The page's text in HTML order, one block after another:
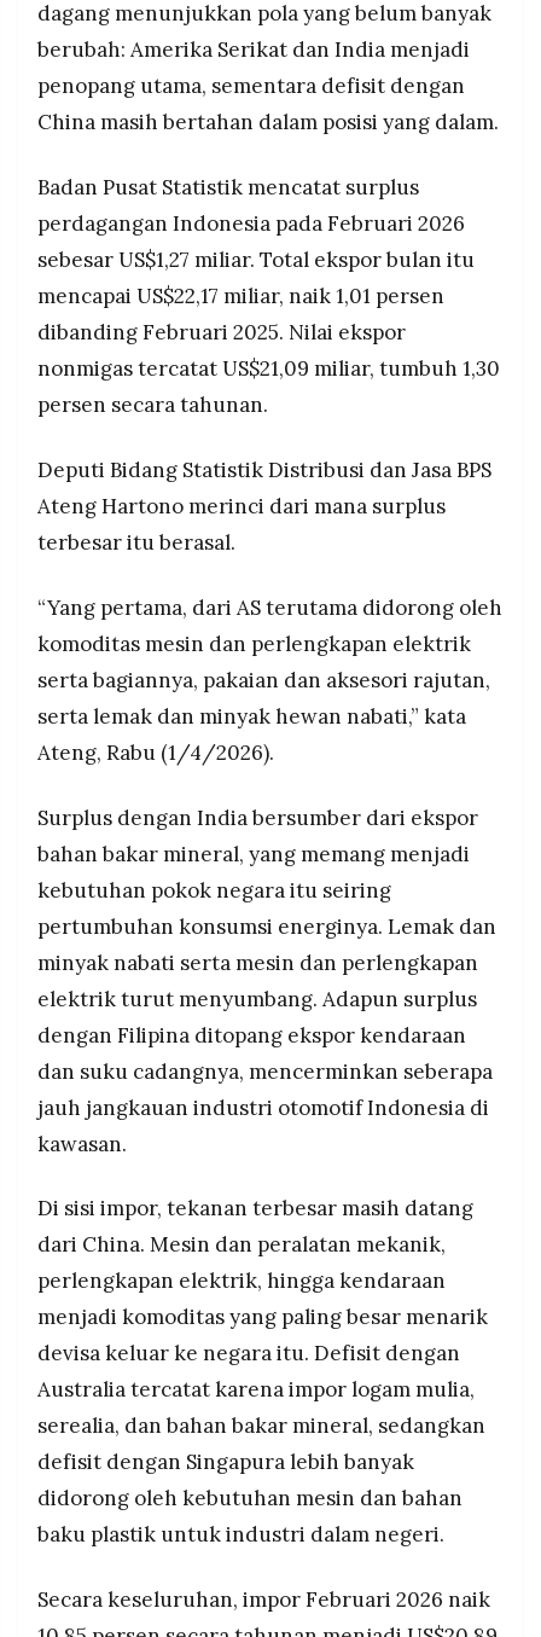
MEDIA
PRAMUDITA
©
PT.
RESOLUSI
MEDIA
PRAMUDITA
Impor nonmigas naik 18,24 persen secara
tahunan menjadi US$18,90 miliar, sementara
impor migas justru turun 30,36 persen,
mencerminkan dampak awal kebijakan substitusi
dagang menunjukkan pola yang belum banyak
berubah: Amerika Serikat dan India menjadi
penopang utama, sementara defisit dengan
China masih bertahan dalam posisi yang dalam.
Badan Pusat Statistik mencatat surplus
perdagangan Indonesia pada Februari 2026
sebesar US$1,27 miliar. Total ekspor bulan itu
mencapai US$22,17 miliar, naik 1,01 persen
dibanding Februari 2025. Nilai ekspor
nonmigas tercatat US$21,09 miliar, tumbuh 1,30
persen secara tahunan.
Deputi Bidang Statistik Distribusi dan Jasa BPS
Ateng Hartono merinci dari mana surplus
terbesar itu berasal.
“Yang pertama, dari AS terutama didorong oleh
komoditas mesin dan perlengkapan elektrik
serta bagiannya, pakaian dan aksesori rajutan,
serta lemak dan minyak hewan nabati,” kata
Ateng, Rabu (1/4/2026).
Surplus dengan India bersumber dari ekspor
bahan bakar mineral, yang memang menjadi
kebutuhan pokok negara itu seiring
pertumbuhan konsumsi energinya. Lemak dan
minyak nabati serta mesin dan perlengkapan
elektrik turut menyumbang. Adapun surplus
dengan Filipina ditopang ekspor kendaraan
dan suku cadangnya, mencerminkan seberapa
jauh jangkauan industri otomotif Indonesia di
kawasan.
Di sisi impor, tekanan terbesar masih datang
dari China. Mesin dan peralatan mekanik,
perlengkapan elektrik, hingga kendaraan
menjadi komoditas yang paling besar menarik
devisa keluar ke negara itu. Defisit dengan
Australia tercatat karena impor logam mulia,
serealia, dan bahan bakar mineral, sedangkan
defisit dengan Singapura lebih banyak
didorong oleh kebutuhan mesin dan bahan
baku plastik untuk industri dalam negeri.
Secara keseluruhan, impor Februari 2026 naik